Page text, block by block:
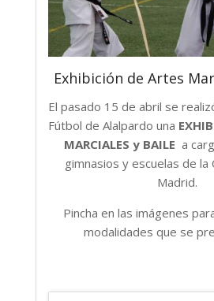
Exhibición de Artes
El pasado 15 de abril se
Fútbol de Alalpardo una
MARCIALES y BAILE a
gimnasios y escuelas de la
Madrid.
Pincha en las imágenes
modalidades que se